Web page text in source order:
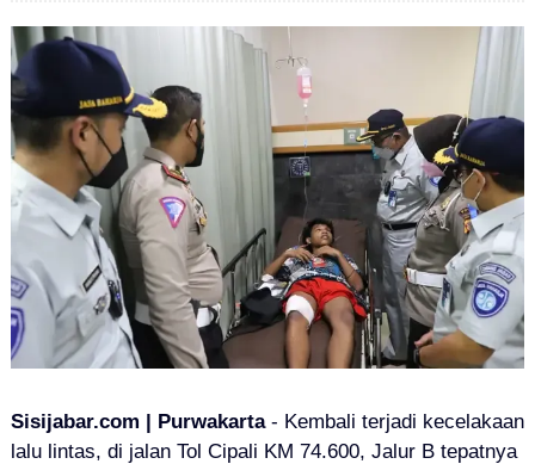
Sisijabar.com | Purwakarta - Kembali terjadi kecelakaan
lalu lintas, di jalan Tol Cipali KM 74.600, Jalur B tepatnya